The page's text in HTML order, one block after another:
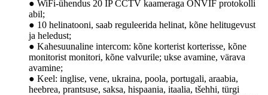
● WiFi-ühendus 20 IP CCTV kaameraga ONVIF protokolli
abil;
● 10 helinatooni, saab reguleerida helinat, kõne helitugevust
ja heledust;
● Kahesuunaline intercom: kõne korterist korterisse, kõne
monitorist monitori, kõne valvurile; ukse avamine, värava
avamine;
● Keel: inglise, vene, ukraina, poola, portugali, araabia,
heebrea, prantsuse, saksa, hispaania, itaalia, tšehhi, türgi